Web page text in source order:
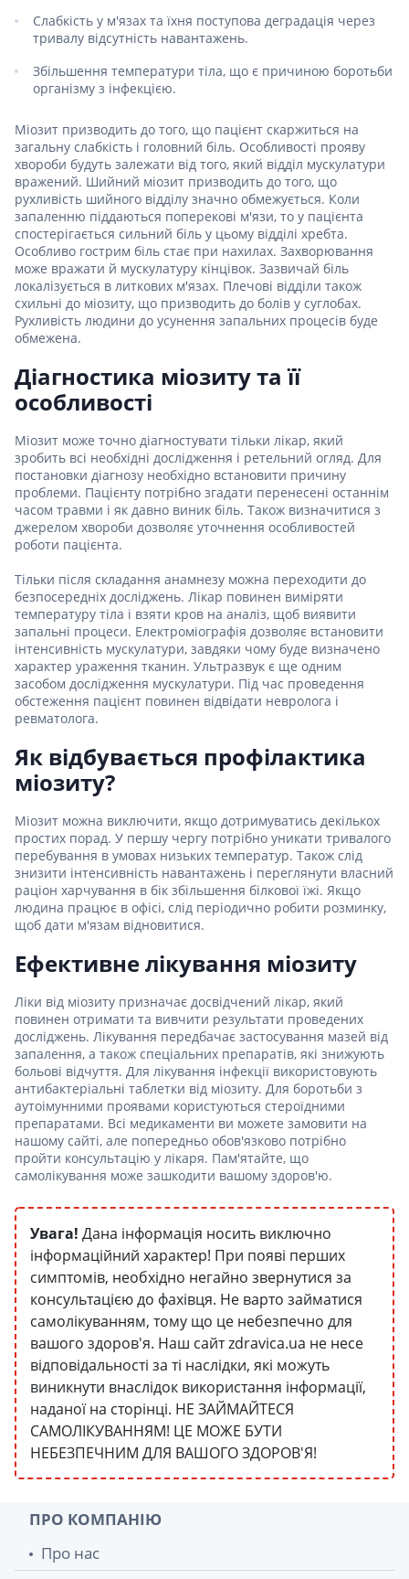
Слабкість у м'язах та їхня поступова деградація через
тривалу відсутність навантажень.
Збільшення температури тіла, що є причиною боротьби
організму з інфекцією.
Міозит призводить до того, що пацієнт скаржиться на
загальну слабкість і головний біль. Особливості прояву
хвороби будуть залежати від того, який відділ мускулатури
вражений. Шийний міозит призводить до того, що
рухливість шийного відділу значно обмежується. Коли
запаленню піддаються поперекові м'язи, то у пацієнта
спостерігається сильний біль у цьому відділі хребта.
Особливо гострим біль стає при нахилах. Захворювання
може вражати й мускулатуру кінцівок. Зазвичай біль
локалізується в литкових м'язах. Плечові відділи також
схильні до міозиту, що призводить до болів у суглобах.
Рухливість людини до усунення запальних процесів буде
обмежена.
Діагностика міозиту та її
особливості
Міозит може точно діагностувати тільки лікар, який
зробить всі необхідні дослідження і ретельний огляд. Для
постановки діагнозу необхідно встановити причину
проблеми. Пацієнту потрібно згадати перенесені останнім
часом травми і як давно виник біль. Також визначитися з
джерелом хвороби дозволяє уточнення особливостей
роботи пацієнта.
Тільки після складання анамнезу можна переходити до
безпосередніх досліджень. Лікар повинен виміряти
температуру тіла і взяти кров на аналіз, щоб виявити
запальні процеси. Електроміографія дозволяє встановити
інтенсивність мускулатури, завдяки чому буде визначено
характер ураження тканин. Ультразвук є ще одним
засобом дослідження мускулатури. Під час проведення
обстеження пацієнт повинен відвідати невролога і
ревматолога.
Як відбувається профілактика
міозиту?
Міозит можна виключити, якщо дотримуватись декількох
простих порад. У першу чергу потрібно уникати тривалого
перебування в умовах низьких температур. Також слід
знизити інтенсивність навантажень і переглянути власний
раціон харчування в бік збільшення білкової їжі. Якщо
людина працює в офісі, слід періодично робити розминку,
щоб дати м'язам відновитися.
Ефективне лікування міозиту
Ліки від міозиту призначає досвідчений лікар, який
повинен отримати та вивчити результати проведених
досліджень. Лікування передбачає застосування мазей від
запалення, а також спеціальних препаратів, які знижують
больові відчуття. Для лікування інфекції використовують
антибактеріальні таблетки від міозиту. Для боротьби з
аутоімунними проявами користуються стероїдними
препаратами. Всі медикаменти ви можете замовити на
нашому сайті, але попередньо обов'язково потрібно
пройти консультацію у лікаря. Пам'ятайте, що
самолікування може зашкодити вашому здоров'ю.
Увага! Дана інформація носить виключно
інформаційний характер! При появі перших
симптомів, необхідно негайно звернутися за
консультацією до фахівця. Не варто займатися
самолікуванням, тому що це небезпечно для
вашого здоров'я. Наш сайт zdravica.ua не несе
відповідальності за ті наслідки, які можуть
виникнути внаслідок використання інформації,
наданої на сторінці. НЕ ЗАЙМАЙТЕСЯ
САМОЛІКУВАННЯМ! ЦЕ МОЖЕ БУТИ
НЕБЕЗПЕЧНИМ ДЛЯ ВАШОГО ЗДОРОВ'Я!
ПРО КОМПАНІЮ
Про нас